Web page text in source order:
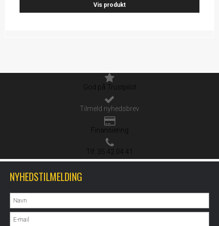
Vis produkt
God på Trustpilot
Tilmeld nyhedsbrev
Finansiering
Tlf. 35 42 04 41
NYHEDSTILMELDING